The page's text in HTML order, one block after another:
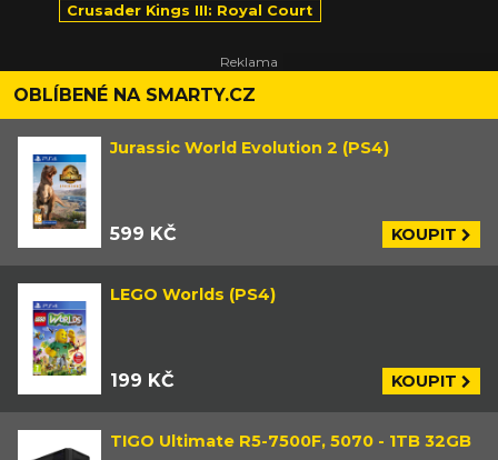
Crusader Kings III: Royal Court
OBLÍBENÉ NA SMARTY.CZ
Jurassic World Evolution 2 (PS4)
599 KČ KOUPIT
LEGO Worlds (PS4)
199 KČ KOUPIT
TIGO Ultimate R5-7500F, 5070 - 1TB 32GB